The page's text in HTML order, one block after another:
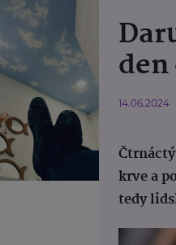
14.06.2024
krve a
tedy